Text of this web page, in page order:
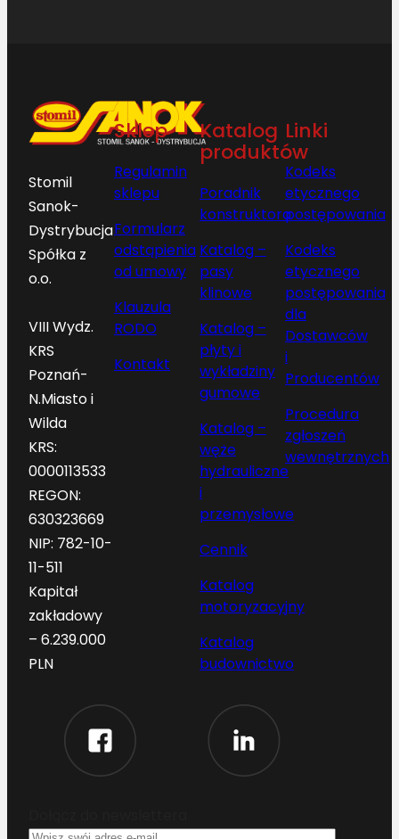
Stomil
Sanok-
Dystrybucja
Spółka z
o.o.
VIII Wydz.
KRS
Poznań-
N.Miasto i
Wilda
KRS:
0000113533
REGON:
630323669
NIP: 782-10-
11-511
Kapitał
zakładowy
– 6.239.000
PLN
Sklep
Regulamin
sklepu
Formularz
odstąpienia
od umowy
Klauzula
RODO
Kontakt
Katalog
produktów
Poradnik
konstruktora
Katalog –
pasy
klinowe
Katalog –
płyty i
wykładziny
gumowe
Katalog –
węże
hydrauliczne
i
przemysłowe
Cennik
Katalog
motoryzacyjny
Katalog
budownictwo
Linki
Kodeks
etycznego
postępowania
Kodeks
etycznego
postępowania
dla
Dostawców
i
Producentów
Procedura
zgłoszeń
wewnętrznych